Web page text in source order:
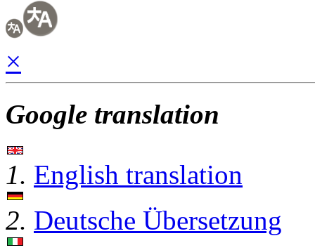
×
Google translation
1. English translation
2. Deutsche Übersetzung